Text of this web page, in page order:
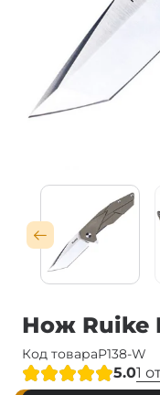
Нож Ruike
Код товараP138-W
5.01